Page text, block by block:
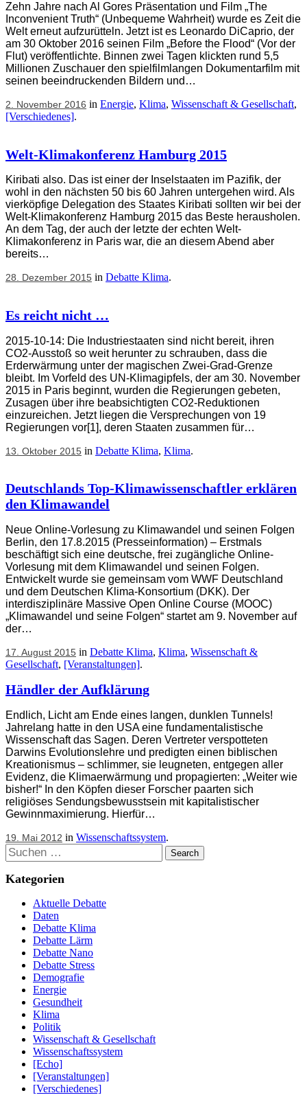
Zehn Jahre nach Al Gores Präsentation und Film „The
Inconvenient Truth“ (Unbequeme Wahrheit) wurde es Zeit die
Welt erneut aufzurütteln. Jetzt ist es Leonardo DiCaprio, der
am 30 Oktober 2016 seinen Film „Before the Flood“ (Vor der
Flut) veröffentlichte. Binnen zwei Tagen klickten rund 5,5
Millionen Zuschauer den spielfilmlangen Dokumentarfilm mit
seinen beeindruckenden Bildern und…
2. November 2016 in Energie, Klima, Wissenschaft & Gesellschaft,
[Verschiedenes].
Welt-Klimakonferenz Hamburg 2015
Kiribati also. Das ist einer der Inselstaaten im Pazifik, der
wohl in den nächsten 50 bis 60 Jahren untergehen wird. Als
vierköpfige Delegation des Staates Kiribati sollten wir bei der
Welt-Klimakonferenz Hamburg 2015 das Beste herausholen.
An dem Tag, der auch der letzte der echten Welt-
Klimakonferenz in Paris war, die an diesem Abend aber
bereits…
28. Dezember 2015 in Debatte Klima.
Es reicht nicht …
2015-10-14: Die Industriestaaten sind nicht bereit, ihren
CO2-Ausstoß so weit herunter zu schrauben, dass die
Erderwärmung unter der magischen Zwei-Grad-Grenze
bleibt. Im Vorfeld des UN-Klimagipfels, der am 30. November
2015 in Paris beginnt, wurden die Regierungen gebeten,
Zusagen über ihre beabsichtigten CO2-Reduktionen
einzureichen. Jetzt liegen die Versprechungen von 19
Regierungen vor[1], deren Staaten zusammen für…
13. Oktober 2015 in Debatte Klima, Klima.
Deutschlands Top-Klimawissenschaftler erklären
den Klimawandel
Neue Online-Vorlesung zu Klimawandel und seinen Folgen
Berlin, den 17.8.2015 (Presseinformation) – Erstmals
beschäftigt sich eine deutsche, frei zugängliche Online-
Vorlesung mit dem Klimawandel und seinen Folgen.
Entwickelt wurde sie gemeinsam vom WWF Deutschland
und dem Deutschen Klima-Konsortium (DKK). Der
interdisziplinäre Massive Open Online Course (MOOC)
„Klimawandel und seine Folgen“ startet am 9. November auf
der…
17. August 2015 in Debatte Klima, Klima, Wissenschaft &
Gesellschaft, [Veranstaltungen].
Händler der Aufklärung
Endlich, Licht am Ende eines langen, dunklen Tunnels!
Jahrelang hatte in den USA eine fundamentalistische
Wissenschaft das Sagen. Deren Vertreter verspotteten
Darwins Evolutionslehre und predigten einen biblischen
Kreationismus – schlimmer, sie leugneten, entgegen aller
Evidenz, die Klimaerwärmung und propagierten: „Weiter wie
bisher!“ In den Köpfen dieser Forscher paarten sich
religiöses Sendungsbewusstsein mit kapitalistischer
Gewinnmaximierung. Hierfür…
19. Mai 2012 in Wissenschaftssystem.
Suchen
Kategorien
Aktuelle Debatte
Daten
Debatte Klima
Debatte Lärm
Debatte Nano
Debatte Stress
Demografie
Energie
Gesundheit
Klima
Politik
Wissenschaft & Gesellschaft
Wissenschaftssystem
[Echo]
[Veranstaltungen]
[Verschiedenes]